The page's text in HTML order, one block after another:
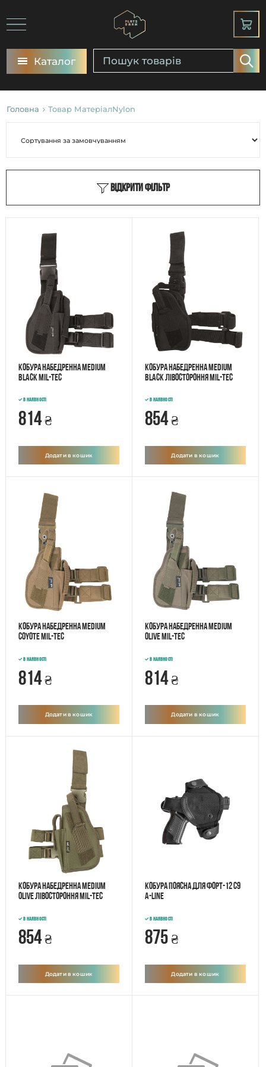
Каталог
Головна Товар МатеріалNylon
Відкрити фільтр
Кобура набедренна medium
BLACK Mil-Tec
В наявності
814₴
Додати в кошик
Кобура набедренна medium
BLACK лівостороння Mil-Tec
В наявності
854₴
Додати в кошик
Кобура набедренна medium
Coyote Mil-Tec
В наявності
814₴
Додати в кошик
Кобура набедренна medium
OLIVE Mil-Tec
В наявності
814₴
Додати в кошик
Кобура набедренна medium
Olive лівостороння Mil-Tec
В наявності
854₴
Додати в кошик
Кобура поясна для Форт-12 С9
A-Line
В наявності
875 ₴
Додати в кошик